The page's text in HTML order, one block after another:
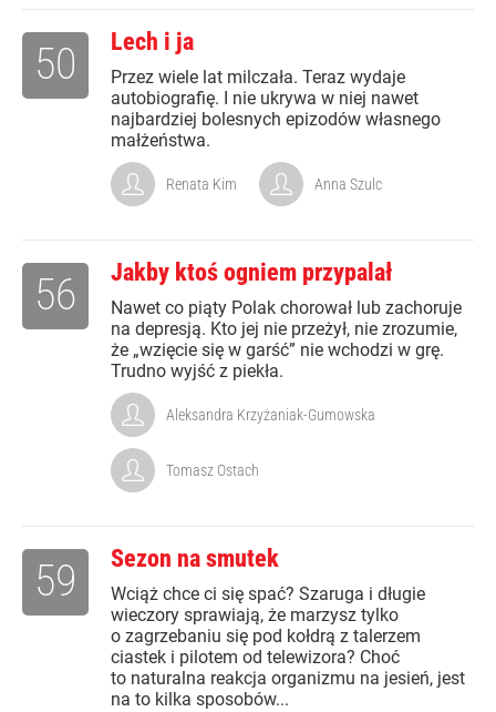
Lech i ja
Przez wiele lat milczała. Teraz wydaje
autobiografię. I nie ukrywa w niej nawet
najbardziej bolesnych epizodów własnego
małżeństwa.
50
Renata Kim Anna Szulc
Jakby ktoś ogniem przypalał
Nawet co piąty Polak chorował lub zachoruje
na depresją. Kto jej nie przeżył, nie zrozumie,
że „wzięcie się w garść” nie wchodzi w grę.
Trudno wyjść z piekła.
56
Aleksandra Krzyżaniak-Gumowska
Tomasz Ostach
Sezon na smutek
Wciąż chce ci się spać? Szaruga i długie
wieczory sprawiają, że marzysz tylko
o zagrzebaniu się pod kołdrą z talerzem
ciastek i pilotem od telewizora? Choć
to naturalna reakcja organizmu na jesień, jest
na to kilka sposobów...
59